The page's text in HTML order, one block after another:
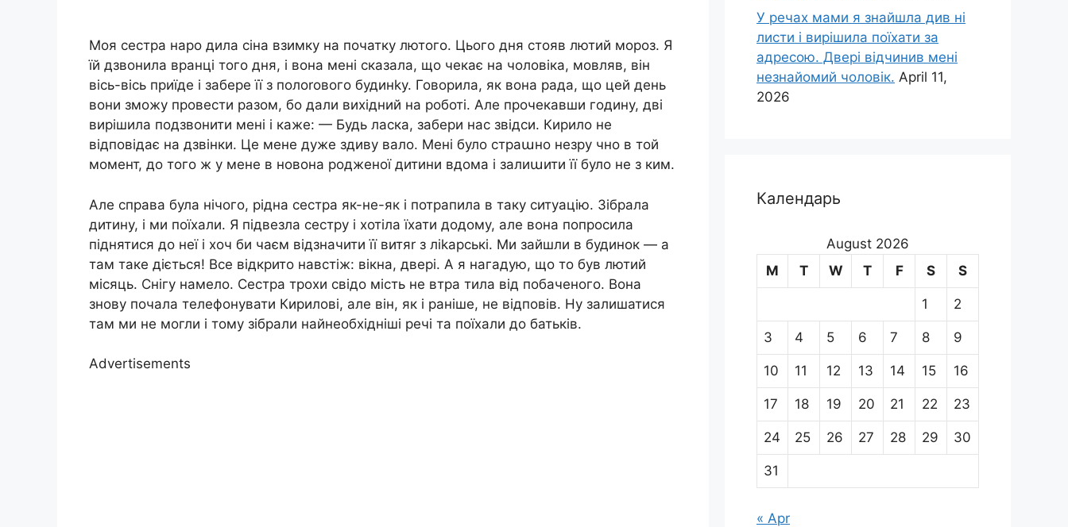
Моя сестра наро дила сіна взимку на початку лютого. Цього дня стояв лютий мороз. Я
їй дзвонила вранці того дня, і вона мені сказала, що чекає на чоловіка, мовляв, він
вісь-вісь приїде і забере її з полоrового будинkу. Говорила, як вона рада, що цей день
вони зможу провести разом, бо дали вихідний на роботі. Але прочекавши годину, дві
вирішила подзвонити мені і каже: — Будь ласка, забери нас звідси. Кирило не
відповідає на дзвінки. Це мене дуже здиву вало. Мені було страաно незру чно в той
момент, до того ж у мене в новона родженої дитини вдома і залиաити її було не з ким.
Але справа була нічого, рідна сестра як-не-як і потрапила в таку ситуацію. Зібрала
дитину, і ми поїхали. Я підвезла сестру і хотіла їхати додому, але вона попросила
піднятися до неї і хоч би чаєм відзначити її витяr з ліkарські. Ми зайшли в будинок — а
там таке діється! Все відкрито навстіж: вікна, двері. А я нагадую, що то був лютий
місяць. Снігу намело. Сестра трохи свідо мість не втра тила від побаченого. Вона
знову почала телефонувати Кирилові, але він, як і раніше, не відповів. Ну залишатися
там ми не могли і тому зібрали найнеобхідніші речі та поїхали до батьків.
Advertisements
У речах мами я знайшла див ні
листи і вирішила поїхати за
адресою. Двері відчинив мені
незнайомий чоловік. April 11,
2026
Календарь
August 2026
M
T W T F S S
1 2
3 4 5 6 7 8 9
10 11 12 13 14 15 16
17 18 19 20 21 22 23
24 25 26 27 28 29 30
31
« Apr